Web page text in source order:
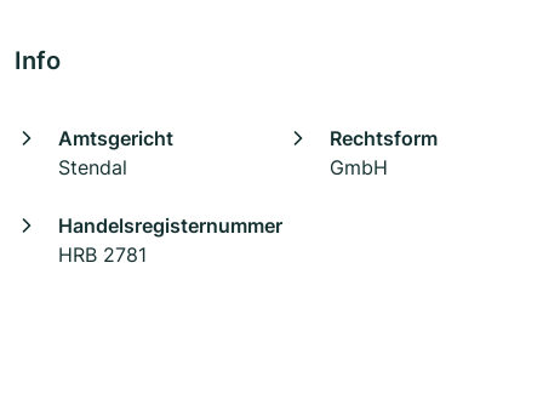
Info
Amtsgericht
Stendal
Rechtsform
GmbH
Handelsregisternummer
HRB 2781